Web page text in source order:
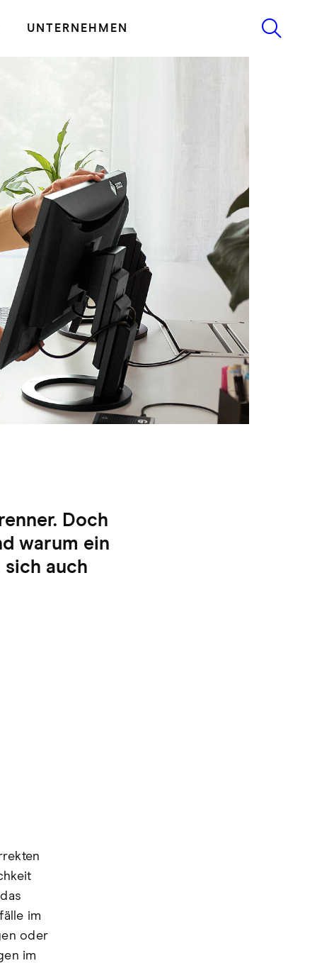
UNTERNEHMEN
Doch
warum ein
auch
im
oder
im